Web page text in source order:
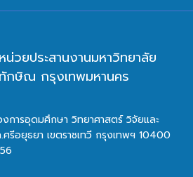
หน่วยประสานงานมหาวิทยาลัย
ทักษิณ กรุงเทพมหานคร
งการอุดมศึกษา วิทยาศาสตร์ วิจัยและ
รีอยุธยา เขตราชเทวี กรุงเทพฯ 10400